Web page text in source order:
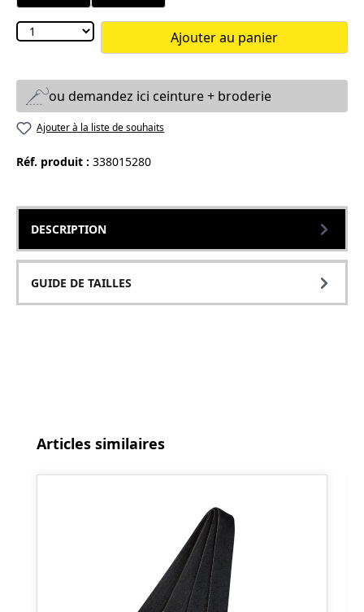
Ajouter au panier
ou demandez ici ceinture + broderie
Ajouter à la liste de souhaits
Réf. produit : 338015280
DESCRIPTION
GUIDE DE TAILLES
Ignorer la galerie de produits
Articles similaires